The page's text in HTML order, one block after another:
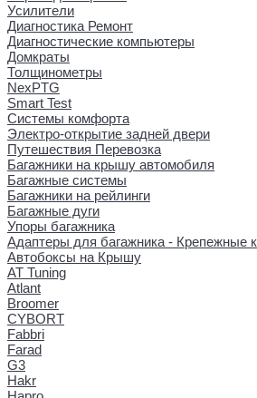
Усилители
Диагностика Ремонт
Диагностические компьютеры
Домкраты
Толщинометры
NexPTG
Smart Test
Системы комфорта
Электро-открытие задней двери
Путешествия Перевозка
Багажники на крышу автомобиля
Багажные системы
Багажники на рейлинги
Багажные дуги
Упоры багажника
Адаптеры для багажника - Крепежные
Автобоксы на Крышу
AT Tuning
Atlant
Broomer
CYBORT
Fabbri
Farad
G3
Hakr